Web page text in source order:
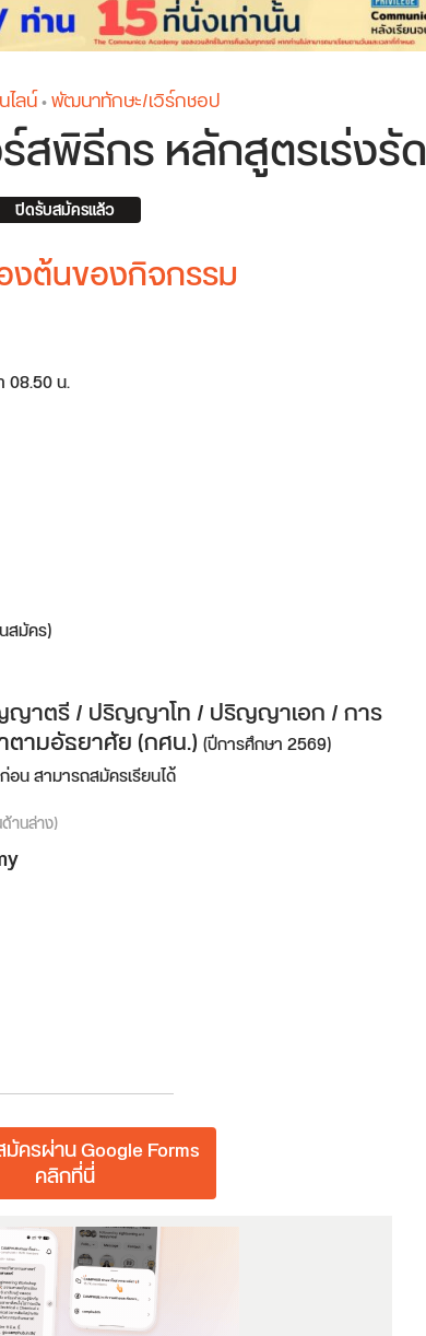
ลน์•พัฒนาทักษะ/เวิร์กชอป
สพิธีกร หลักสูตรเร่งรัด
ปิดรับสมัครแล้ว
งต้นของกิจกรรม
08.50 น.
สมัคร)
ญาตรี / ปริญญาโท / ปริญญาเอก / การ
ามอัธยาศัย (กศน.) (ปีการศึกษา 2569)
น สามารถสมัครเรียนได้
านล่าง)
ครผ่าน Google Forms
คลิกที่นี่